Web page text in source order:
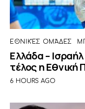
ΕΘΝΙΚΈΣ ΟΜΆΔΕΣ
Ελλάδα –
τέλος η Εθνική
6 HOURS AGO